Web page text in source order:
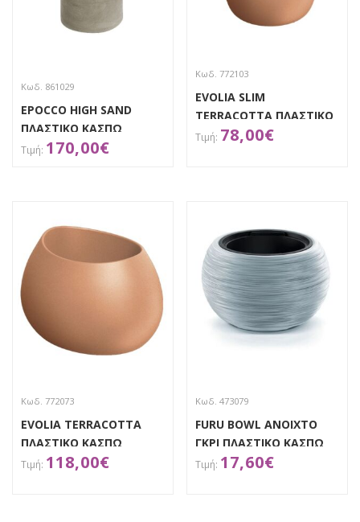
Κωδ. 861029
EPOCCO HIGH SAND
ΠΛΑΣΤΙΚΟ ΚΑΣΠΩ
46Χ46Χ100ΕΚ
170,00€
Κωδ. 772103
EVOLIA SLIM
TERRACOTTA ΠΛΑΣΤΙΚΟ
ΚΑΣΠΩ Φ38Χ50ΕΚ
78,00€
Κωδ. 772073
EVOLIA TERRACOTTA
ΠΛΑΣΤΙΚΟ ΚΑΣΠΩ
60Χ50Χ38ΕΚ
118,00€
Κωδ. 473079
FURU BOWL ΑΝΟΙΧΤΟ
ΓΚΡΙ ΠΛΑΣΤΙΚΟ ΚΑΣΠΩ
Φ38Χ24ΕΚ
17,60€